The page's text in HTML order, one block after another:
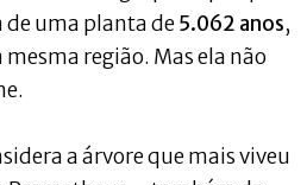
de uma planta de5.062 anos,
mesma região. Mas ela não
a árvore que mais viveu